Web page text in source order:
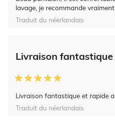
lavage, je recommande vraiment.
Traduit du néerlandais
Livraison
Livraison fantastique et rapide
Traduit du néerlandais